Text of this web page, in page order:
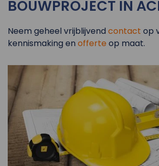
BOUWPROJECT IN
Neem geheel vrijblijvend contact op
kennismaking en offerte op maat.